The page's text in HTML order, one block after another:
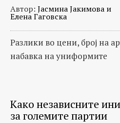
Автор: Јасмина Јакимова и
Елена Гаговска
Разлики во цени, број на
набавка на униформите
Како независните
за големите партии